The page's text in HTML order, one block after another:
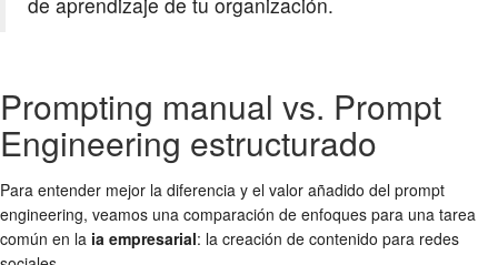
Prompting manual vs. Prompt
Engineering estructurado
Para entender mejor la diferencia y el valor añadido del prompt
engineering, veamos una comparación de enfoques para una tarea
común en la ia empresarial: la creación de contenido para redes